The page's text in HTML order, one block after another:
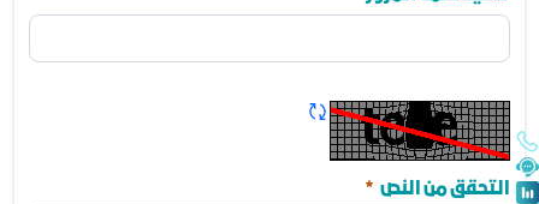
مطلوب
تحديث الكابتشا
التحقق من النص